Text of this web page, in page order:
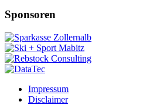
Sponsoren
Impressum
Disclaimer